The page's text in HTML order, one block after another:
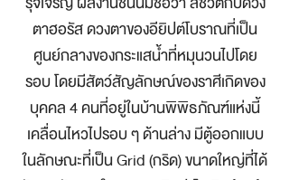
ตาฮอรัส ดวงตาของอียิปต์โบราณที่เป็น
ศูนย์กลางของกระแสน้ำที่หมุนวนไปโดย
รอบ โดยมีสัตว์สัญลักษณ์ของราศีเกิดของ
บุคคล 4 คนที่อยู่ในบ้านพิพิธภัณฑ์แห่งนี้
เคลื่อนไหวไปรอบ ๆ ด้านล่าง มีตู้ออกแบบ
ในลักษณะที่เป็น Grid (กริด) ขนาดใหญ่ที่ได้